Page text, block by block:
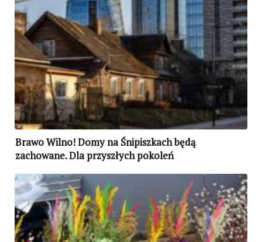
Brawo Wilno! Domy na Śnipiszkach będą
zachowane. Dla przyszłych pokoleń